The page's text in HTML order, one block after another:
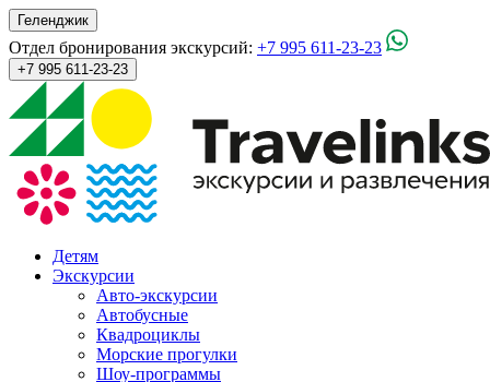
Геленджик
Отдел бронирования экскурсий: +7 995 611-23-23
+7 995 611-23-23
Детям
Экскурсии
Авто-экскурсии
Автобусные
Квадроциклы
Морские прогулки
Шоу-программы